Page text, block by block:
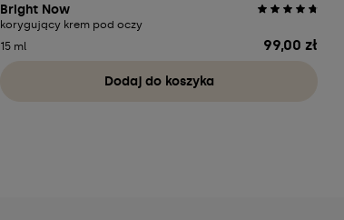
Bright Now
korygujący krem pod oczy
15 ml
Cena
99,00 zł
Dodaj do koszyka